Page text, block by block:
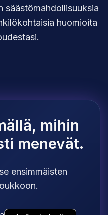
säästömahdollisuuksia
huomioita
mihin
menevät.
ensimmäisten